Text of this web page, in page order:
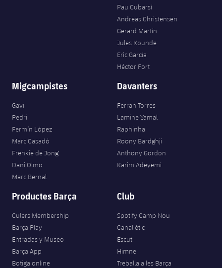
Pau Cubarsí
Andreas Christensen
Gerard Martín
Jules Kounde
Eric García
Héctor Fort
Migcampistes
Gavi
Pedri
Fermín López
Marc Casadó
Frenkie de Jong
Dani Olmo
Marc Bernal
Davanters
Ferran Torres
Lamine Yamal
Raphinha
Roony Bardghji
Anthony Gordon
Karim Adeyemi
Productes Barça
Culers Membership
Barça Play
Entradas y Museo
Barça App
Botiga online
Club
Spotify Camp Nou
Canal ètic
Escut
Himne
Treballa a les Barça